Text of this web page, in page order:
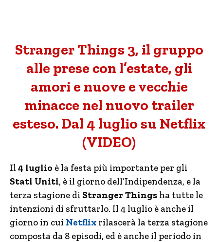
Stranger Things 3, il gruppo
alle prese con l’estate, gli
amori e nuove e vecchie
minacce nel nuovo trailer
esteso. Dal 4 luglio su Netflix
(VIDEO)
Il 4 luglio è la festa più importante per gli
Stati Uniti, è il giorno dell’Indipendenza, e la
terza stagione di Stranger Things ha tutte le
intenzioni di sfruttarlo. Il 4 luglio è anche il
giorno in cui Netflix rilascerà la terza stagione
composta da 8 episodi, ed è anche il periodo in